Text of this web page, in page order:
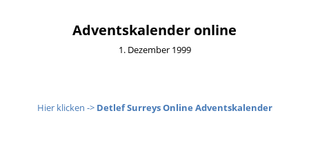
Adventskalender online
1. Dezember 1999
Hier klicken -> Detlef Surreys Online Adventskalender